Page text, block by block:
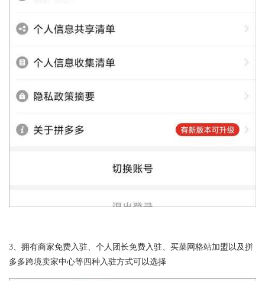
3、拥有商家免费入驻、个人团长免费入驻、买菜网格站加盟以及拼
多多跨境卖家中心等四种入驻方式可以选择